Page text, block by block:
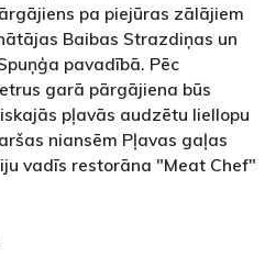
pa piejūras zālājiem
Baibas Strazdiņas un
pavadībā. Pēc
garā pārgājiena būs
pļavās audzētu liellopu
niansēm Pļavas gaļas
vadīs restorāna "Meat Chef"